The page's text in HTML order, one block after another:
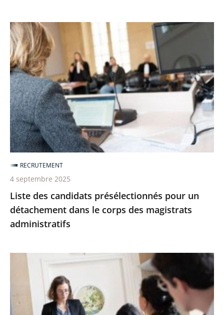
Liste
des
candidats
présélectionnés
pour
un
détachement
dans
le
corps
des
magistrats
administratifs
Liste des candidats présélectionnés pour un
détachement dans le corps des magistrats
administratifs
RECRUTEMENT
4 septembre 2025
Devenir
magistrat
administratif
par